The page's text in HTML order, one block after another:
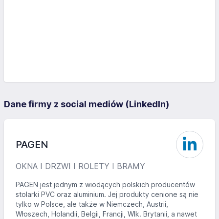
Dane firmy z social mediów (LinkedIn)
PAGEN
OKNA I DRZWI I ROLETY I BRAMY
PAGEN jest jednym z wiodących polskich producentów
stolarki PVC oraz aluminium. Jej produkty cenione są nie
tylko w Polsce, ale także w Niemczech, Austrii,
Włoszech, Holandii, Belgii, Francji, Wlk. Brytanii, a nawet